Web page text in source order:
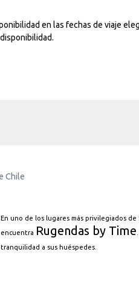
en las fechas de viaje
Chile
En uno de los lugares más privilegiados
encuentra Rugendas by Time
tranquilidad a sus huéspedes.